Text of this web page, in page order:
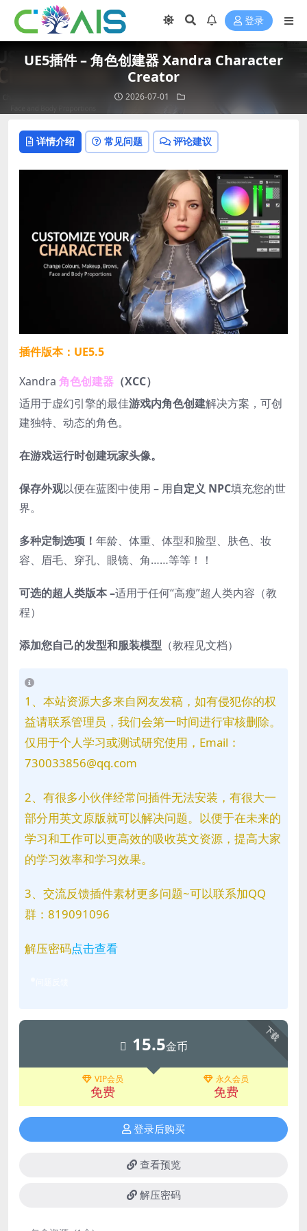
登录
UE5插件 – 角色创建器 Xandra Character
Creator
2026-07-01
详情介绍 常见问题 评论建议
插件版本：UE5.5
Xandra 角色创建器 （XCC）
适用于虚幻引擎的最佳游戏内角色创建解决方案，可创
建独特、动态的角色。
在游戏运行时创建玩家头像。
保存外观以便在蓝图中使用 – 用自定义 NPC填充您的世
界。
多种定制选项！ 年龄、体重、体型和脸型、肤色、妆
容、眉毛、穿孔、眼镜、角……等等！！
可选的超人类版本 –适用于任何“高瘦”超人类内容（教
程）
添加您自己的发型和服装模型 （教程见文档）
1、本站资源大多来自网友发稿，如有侵犯你的权
益请联系管理员，我们会第一时间进行审核删除。
仅用于个人学习或测试研究使用，Email：
730033856@qq.com
2、有很多小伙伴经常问插件无法安装，有很大一
部分用英文原版就可以解决问题。以便于在未来的
学习和工作可以更高效的吸收英文资源，提高大家
的学习效率和学习效果。
3、交流反馈插件素材更多问题~可以联系加QQ
群：819091096
解压密码点击查看
下载
15.5金币
VIP会员
免费
永久会员
免费
登录后购买
查看预览
解压密码